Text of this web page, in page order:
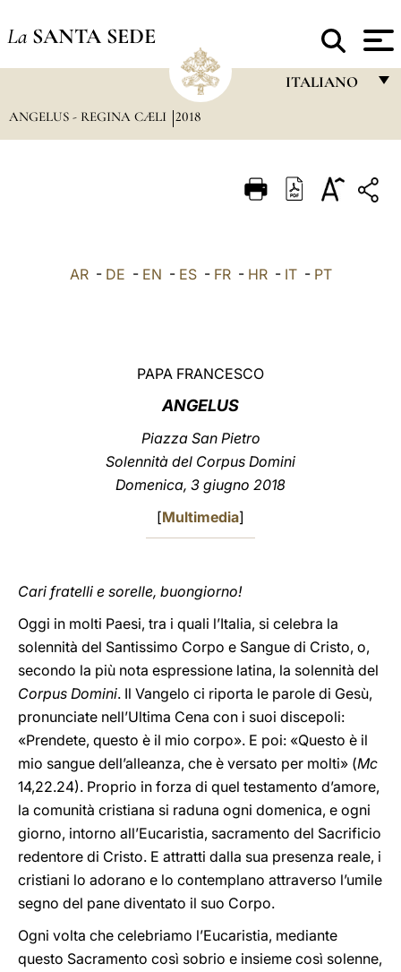
La SANTA SEDE
ITALIANO
ITALIANO
ANGELUS - REGINA CÆLI 2018
AR- DE - EN - ES- FR- HR- IT- PT
PAPA FRANCESCO
ANGELUS
Piazza San Pietro
Solennità del Corpus Domini
Domenica, 3 giugno 2018
[Multimedia]
Cari fratelli e sorelle, buongiorno!
Oggi in molti Paesi, tra i quali l’Italia, si celebra la
solennità del Santissimo Corpo e Sangue di Cristo, o,
secondo la più nota espressione latina, la solennità del
Corpus Domini. Il Vangelo ci riporta le parole di Gesù,
pronunciate nell’Ultima Cena con i suoi discepoli:
«Prendete, questo è il mio corpo». E poi: «Questo è il
mio sangue dell’alleanza, che è versato per molti» (Mc
14,22.24). Proprio in forza di quel testamento d’amore,
la comunità cristiana si raduna ogni domenica, e ogni
giorno, intorno all’Eucaristia, sacramento del Sacrificio
redentore di Cristo. E attratti dalla sua presenza reale, i
cristiani lo adorano e lo contemplano attraverso l’umile
segno del pane diventato il suo Corpo.
Ogni volta che celebriamo l’Eucaristia, mediante
questo Sacramento così sobrio e insieme così solenne,